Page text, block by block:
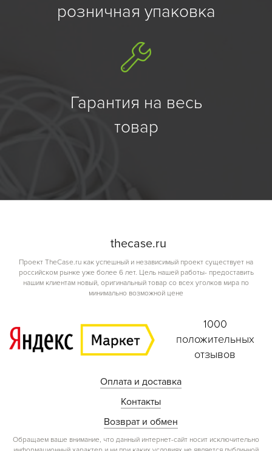
розничная упаковка
Гарантия на весь
товар
thecase.ru
Проект TheCase.ru как успешный и независимый проект существует на
российском рынке уже более 6 лет. Цель нашей работы- предоставить
нашим клиентам новый, оригинальный товар со всех уголков мира по
минимально возможной цене
1000
положительных
отзывов
Оплата и доставка
Контакты
Возврат и обмен
Обращаем ваше внимание, что данный интернет-сайт носит исключительно